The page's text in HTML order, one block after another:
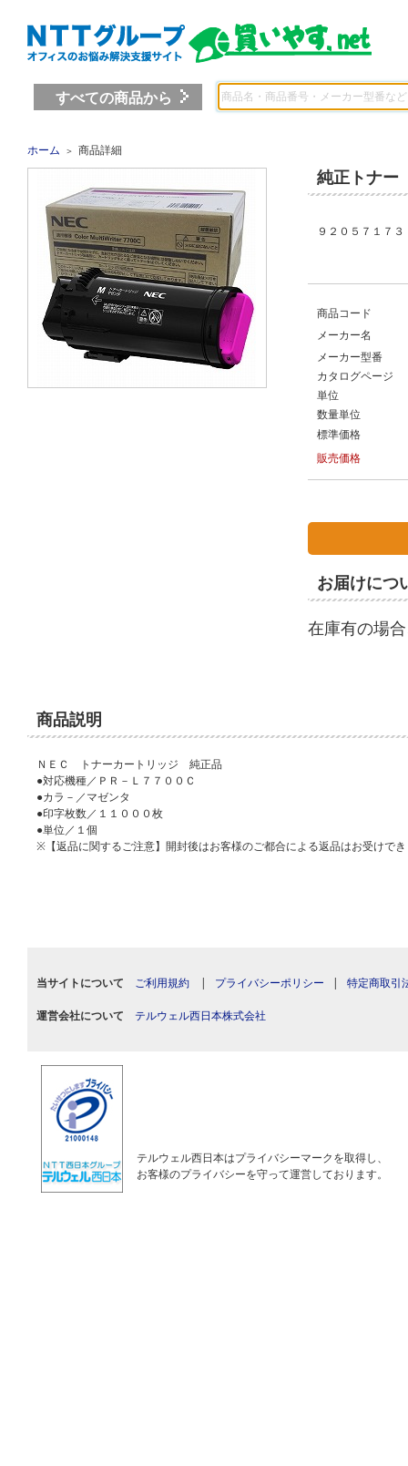
すべての商品から
ホーム ＞ 商品詳細
純正トナ
９２０５７１７
商品コード
メーカー名
メーカー型番
カタログページ
単位
数量単位
標準価格
販売価格
お届けにつ
在庫有の場
商品説明
ＮＥＣ トナーカートリッジ 純正品
●対応機種／ＰＲ－Ｌ７７００Ｃ
●カラ－／マゼンタ
●印字枚数／１１０００枚
●単位／１個
※【返品に関するご注意】開封後はお客様のご都合による返品はお受けで
当サイトについて ご利用規約 | プライバシーポリシー | 特定商取引
運営会社について テルウェル西日本株式会社
テルウェル西日本はプライバシーマークを取得し、
お客様のプライバシーを守って運営しております。